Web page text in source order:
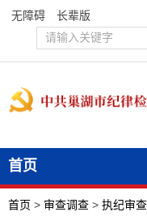
无障碍 长辈版
首页
首页 > 审查调查 > 执纪审查